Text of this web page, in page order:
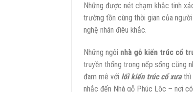
Những được nét chạm khắc tinh
trường tồn cùng thời gian của
nghệ nhân điêu khắc.
Những ngôi nhà gỗ kiến trúc cổ
truyền thống trong nếp sống cũng
đam mê với lối kiến trúc cổ xưathì
nhắc đến Nhà gỗ Phúc Lộc – nơi